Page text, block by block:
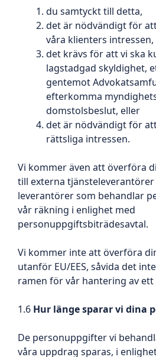
du samtyckt till detta,
det är nödvändigt för
våra klienters intressen,
det krävs för att vi ska
lagstadgad skyldighet,
gentemot
efterkomma
domstolsbeslut, eller
det är nödvändigt för
rättsliga intressen.
Vi kommer även att överföra
till externa tjänsteleverantörer
leverantörer som behandlar
vår räkning i enlighet med
personuppgiftsbiträdesavtal.
Vi kommer inte att överföra
utanför EU/EES, såvida det
ramen för vår hantering av
1.6 Hur länge sparar vi dina
De personuppgifter vi
våra uppdrag sparas, i